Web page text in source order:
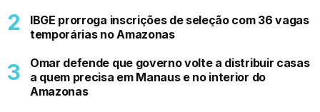
IBGE prorroga inscrições de seleção com 36 vagas
temporárias no Amazonas
Omar defende que governo volte a distribuir casas
a quem precisa em Manaus e no interior do
Amazonas